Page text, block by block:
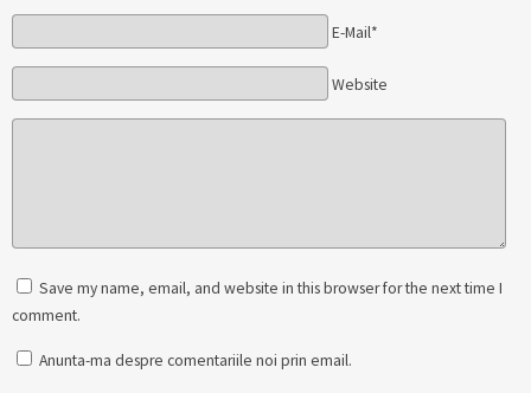
E-Mail*
Website
Save my name, email, and website in this browser for the next time I
comment.
Anunta-ma despre comentariile noi prin email.